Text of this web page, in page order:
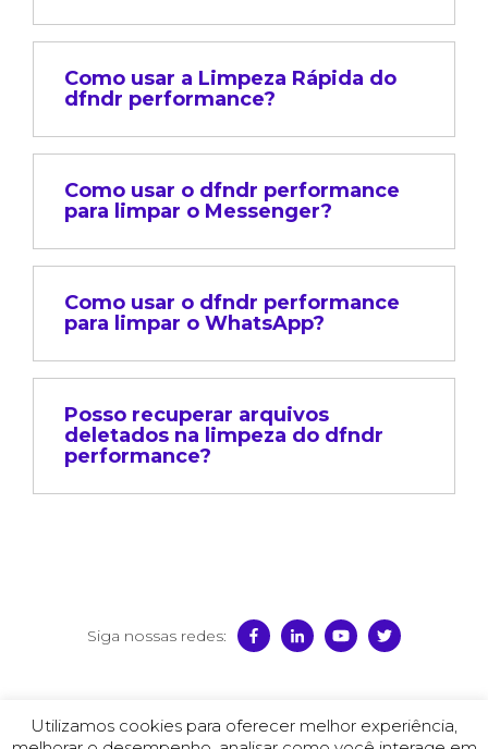
Como usar a Limpeza Rápida do
dfndr performance?
Como usar o dfndr performance
para limpar o Messenger?
Como usar o dfndr performance
para limpar o WhatsApp?
Posso recuperar arquivos
deletados na limpeza do dfndr
performance?
Termos de Uso–Política de Privacidade– Contrato de
Siga nossas redes:
Utilizamos cookies para oferecer melhor experiência,